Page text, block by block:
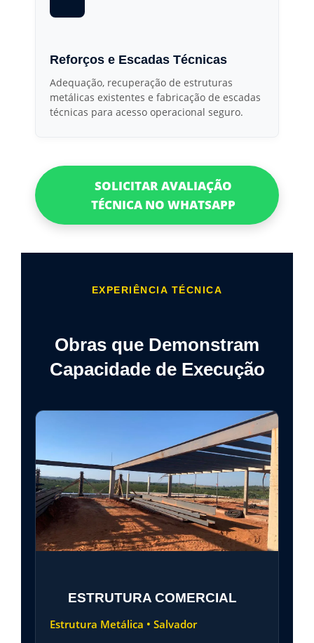
Reforços e Escadas Técnicas
Adequação, recuperação de estruturas
metálicas existentes e fabricação de escadas
técnicas para acesso operacional seguro.
SOLICITAR AVALIAÇÃO
TÉCNICA NO WHATSAPP
EXPERIÊNCIA TÉCNICA
Obras que Demonstram
Capacidade de Execução
ESTRUTURA COMERCIAL
Estrutura Metálica • Salvador